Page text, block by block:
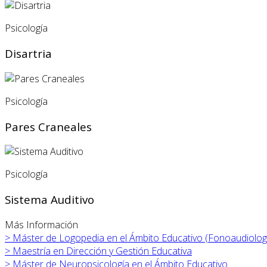
Psicología
Disartria
Psicología
Pares Craneales
Psicología
Sistema Auditivo
Más Información
> Máster de Logopedia en el Ámbito Educativo
> Maestría en Dirección y Gestión Educativa
> Máster de Neuropsicología en el Ámbito Educativo